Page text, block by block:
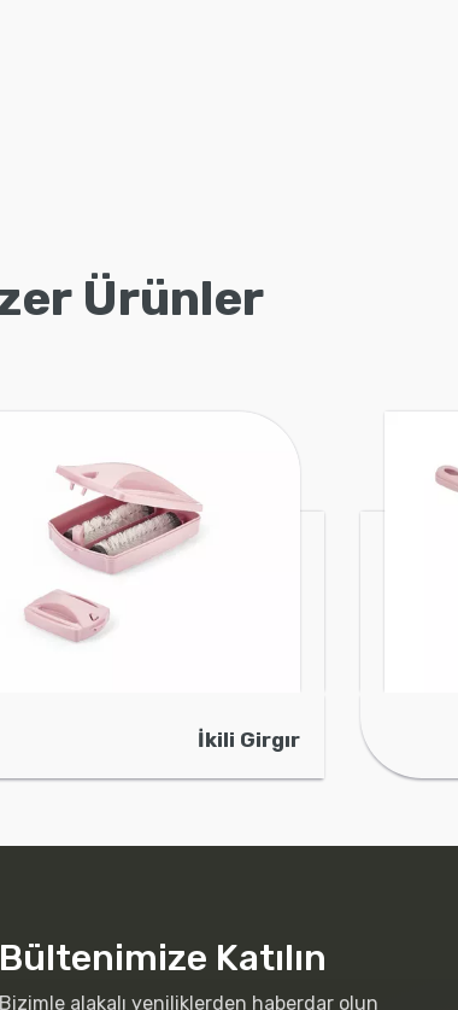
Ürünler
İkili Girgır
Bültenimize Katılın
Bizimle alakalı yeniliklerden haberdar olun